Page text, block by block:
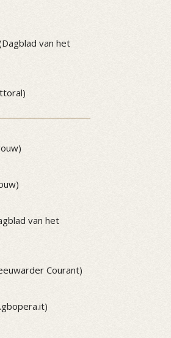
van het
van het
Courant)